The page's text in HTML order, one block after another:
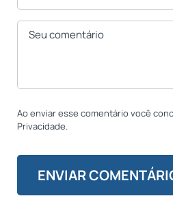
Ao enviar esse comentário você
Privacidade.